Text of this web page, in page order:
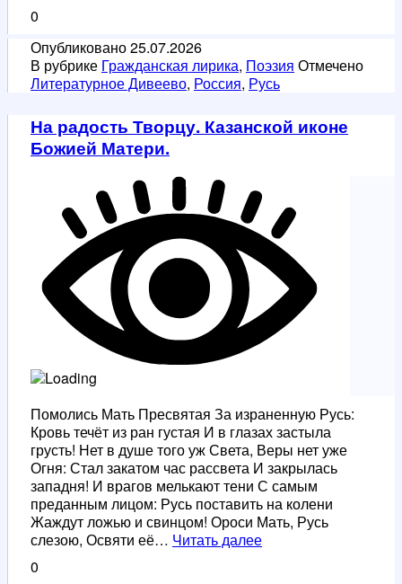
0
Опубликовано25.07.2026
В рубрике Гражданская лирика, Поэзия Отмечено
Литературное Дивеево, Россия, Русь
На радость Творцу. Казанской иконе
Божией Матери.
Помолись Мать Пресвятая За израненную Русь:
Кровь течёт из ран густая И в глазах застыла
грусть! Нет в душе того уж Света, Веры нет уже
Огня: Стал закатом час рассвета И закрылась
западня! И врагов мелькают тени С самым
преданным лицом: Русь поставить на колени
Жаждут ложью и свинцом! Ороси Мать, Русь
слезою, Освяти её… Читать далееНа
0